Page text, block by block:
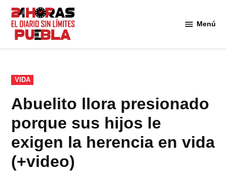
Saltar
contenido
Menú
PUBLICADO
EN
VIDA
Abuelito llora presionado
porque sus hijos le
exigen la herencia en vida
(+video)